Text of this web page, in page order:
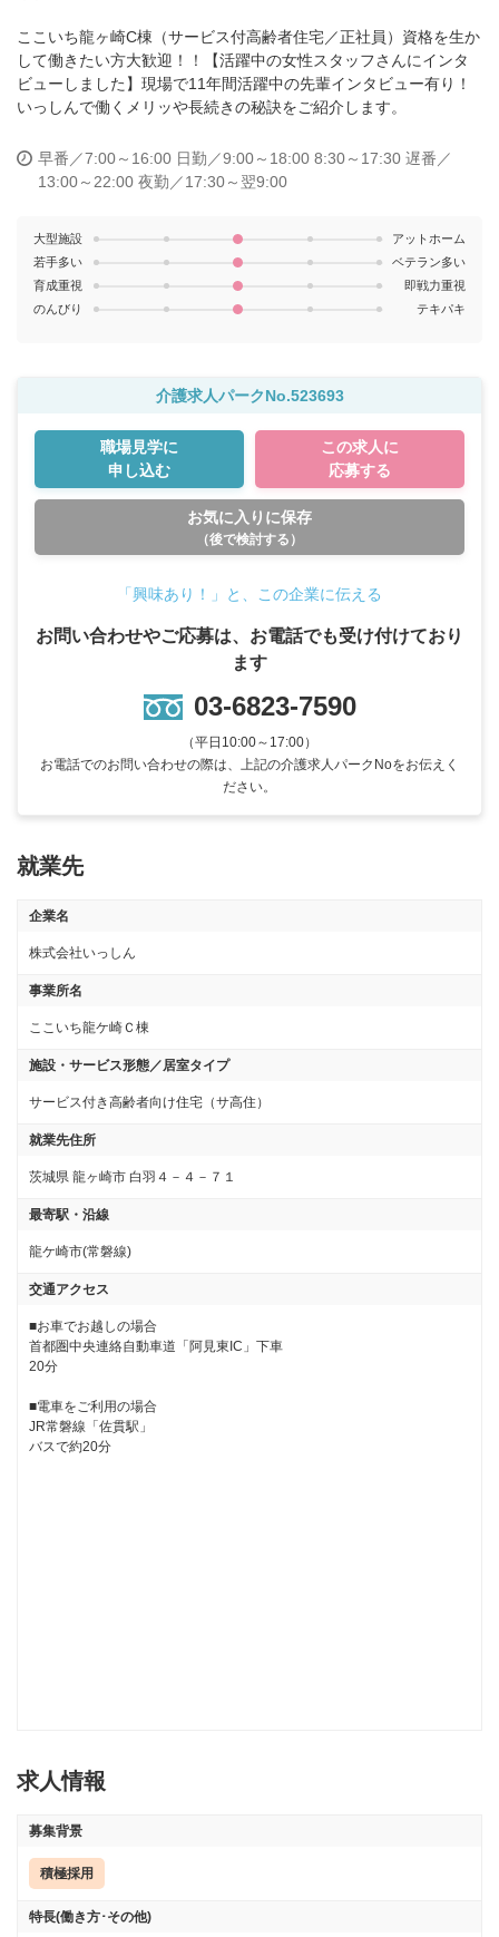
ここいち龍ヶ崎C棟（サービス付高齢者住宅／正社員）資格を生か
して働きたい方大歓迎！！【活躍中の女性スタッフさんにインタ
ビューしました】現場で11年間活躍中の先輩インタビュー有り！
いっしんで働くメリッや長続きの秘訣をご紹介します。
早番／7:00～16:00 日勤／9:00～18:00 8:30～17:30 遅番／
13:00～22:00 夜勤／17:30～翌9:00
大型施設
アットホーム
若手多い
ベテラン多い
育成重視
即戦力重視
のんびり
テキパキ
介護求人パークNo.523693
職場見学に
申し込む
この求人に
応募する
お気に入りに保存
（後で検討する）
「興味あり！」と、この企業に伝える
お問い合わせやご応募は、お電話でも受け付けており
ます
03-6823-7590
（平日10:00～17:00）
お電話でのお問い合わせの際は、上記の介護求人パークNoをお伝えく
ださい。
就業先
企業名
株式会社いっしん
事業所名
ここいち龍ケ崎Ｃ棟
施設・サービス形態／居室タイプ
サービス付き高齢者向け住宅（サ高住）
就業先住所
茨城県 龍ヶ崎市 白羽４－４－７１
最寄駅・沿線
龍ケ崎市(常磐線)
交通アクセス
■お車でお越しの場合
首都圏中央連絡自動車道「阿見東IC」下車
20分
■電車をご利用の場合
JR常磐線「佐貫駅」
バスで約20分
求人情報
募集背景
積極採用
特長(働き方･その他)